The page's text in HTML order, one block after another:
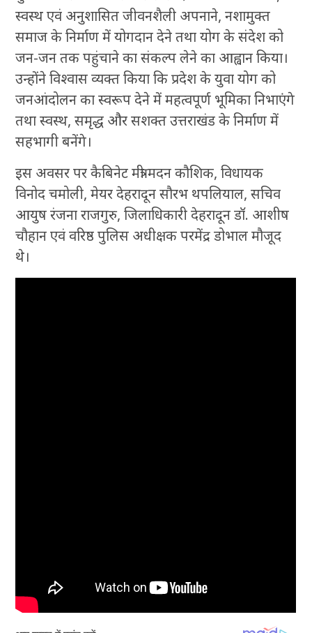
स्वस्थ एवं अनुशासित जीवनशैली अपनाने, नशामुक्त
समाज के निर्माण में योगदान देने तथा योग के संदेश को
जन-जन तक पहुंचाने का संकल्प लेने का आह्वान किया।
उन्होंने विश्वास व्यक्त किया कि प्रदेश के युवा योग को
जनआंदोलन का स्वरूप देने में महत्वपूर्ण भूमिका निभाएंगे
तथा स्वस्थ, समृद्ध और सशक्त उत्तराखंड के निर्माण में
सहभागी बनेंगे।
इस अवसर पर कैबिनेट मंत्री मदन कौशिक, विधायक
विनोद चमोली, मेयर देहरादून सौरभ थपलियाल, सचिव
आयुष रंजना राजगुरु, जिलाधिकारी देहरादून डॉ. आशीष
चौहान एवं वरिष्ठ पुलिस अधीक्षक परमेंद्र डोभाल मौजूद
थे।